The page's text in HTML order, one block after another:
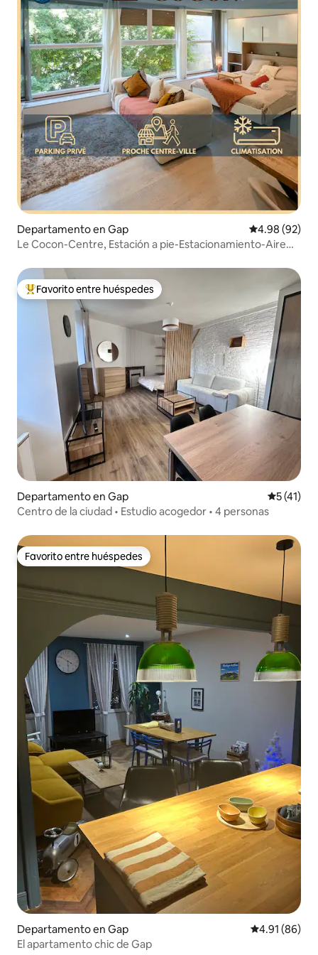
Departamento en Gap Calificación
4.98 (92)
Le Cocon-Centre, Estación a pie-Estacionamiento-Aire
De los mejores en Favorito entre huéspedes
Favorito entre huéspedes
Departamento en Gap
5 (41)
Centro de la ciudad • Estudio acogedor • 4 personas
Favorito entre huéspedes
Favorito entre huéspedes
Departamento en Gap Calificación
4.91 (86)
El apartamento chic de Gap